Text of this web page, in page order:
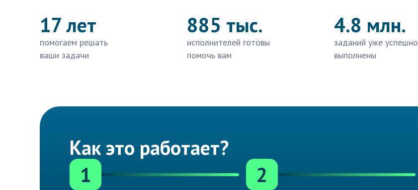
17 лет
помогаем решать
ваши задачи
885 тыс.
исполнителей готовы
помочь вам
4.8 млн.
заданий уже успешно
выполнены
Как это работает?
1
2